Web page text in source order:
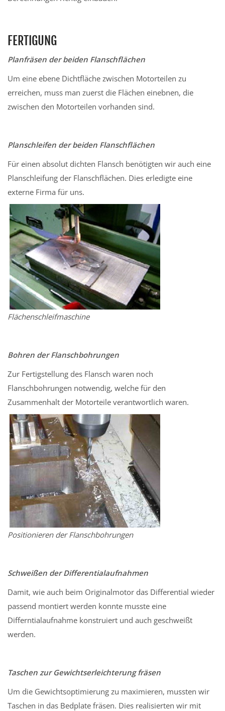
FERTIGUNG
Planfräsen der beiden Flanschflächen
Um eine ebene Dichtfläche zwischen Motorteilen zu
erreichen, muss man zuerst die Flächen einebnen, die
zwischen den Motorteilen vorhanden sind.
Planschleifen der beiden Flanschflächen
Für einen absolut dichten Flansch benötigten wir auch eine
Planschleifung der Flanschflächen. Dies erledigte eine
externe Firma für uns.
Flächenschleifmaschine
Bohren der Flanschbohrungen
Zur Fertigstellung des Flansch waren noch
Flanschbohrungen notwendig, welche für den
Zusammenhalt der Motorteile verantwortlich waren.
Positionieren der Flanschbohrungen
Schweißen der Differentialaufnahmen
Damit, wie auch beim Originalmotor das Differential wieder
passend montiert werden konnte musste eine
Differntialaufnahme konstruiert und auch geschweißt
werden.
Taschen zur Gewichtserleichterung fräsen
Um die Gewichtsoptimierung zu maximieren, mussten wir
Taschen in das Bedplate fräsen. Dies realisierten wir mit